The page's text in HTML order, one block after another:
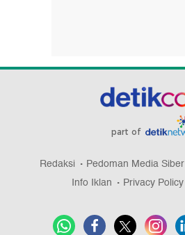
part of
Redaksi Pedoman Media Siber
Info Iklan
Privacy Policy